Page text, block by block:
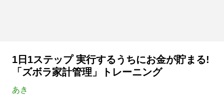
1日1ステップ 実行するうちにお金が貯まる!
「ズボラ家計管理」トレーニング
あき